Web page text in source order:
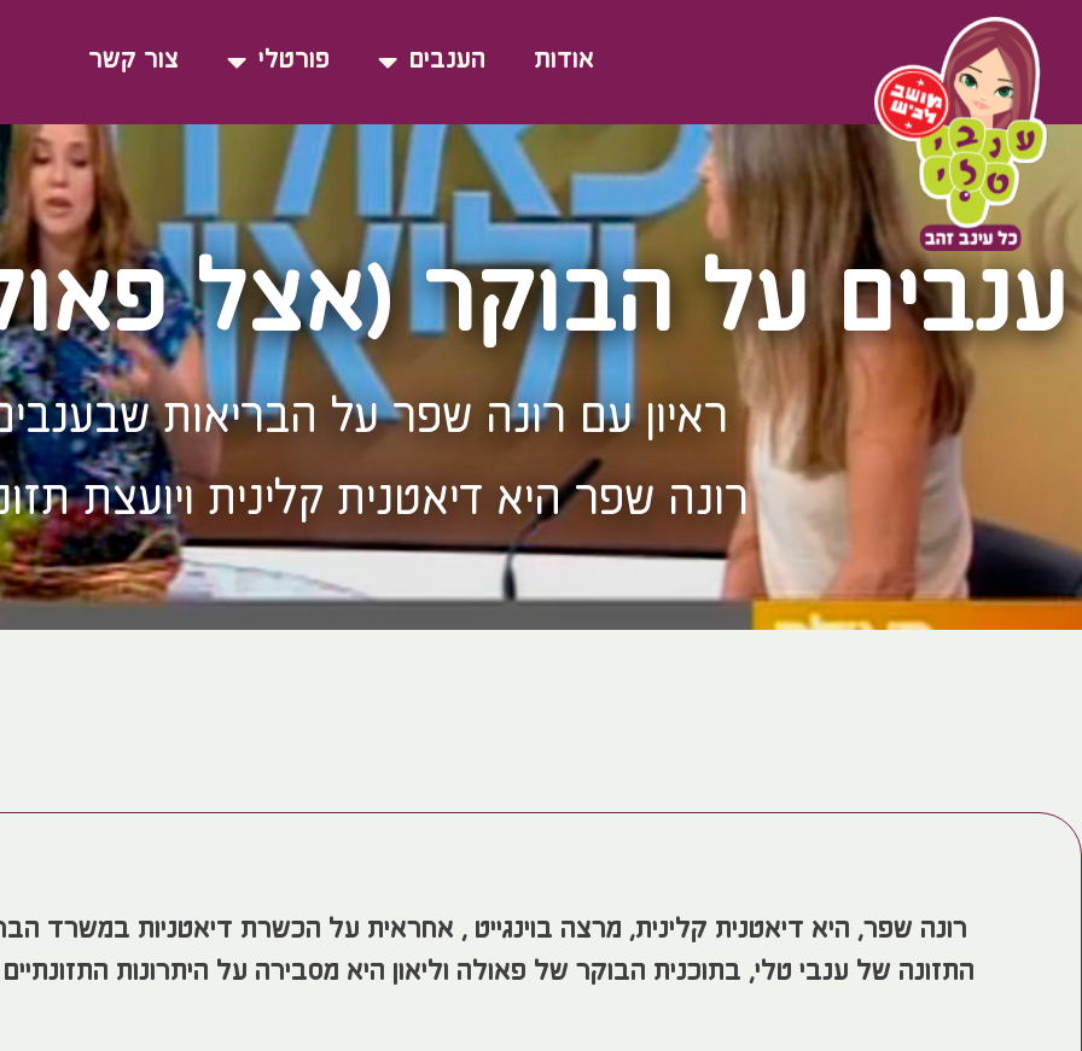
אודות הענבים פורטלי צור קשר
ענבים על הבוקר (אצל
ראיון עם רונה שפר על הבריאות
רונה שפר היא דיאטנית קלינית ויועצת
רונה שפר, היא דיאטנית קלינית, מרצה בוינגייט , אחראית על הכשרת דיאטניות במשרד
התזונה של ענבי טלי, בתוכנית הבוקר של פאולה וליאון היא מסבירה על היתרונות